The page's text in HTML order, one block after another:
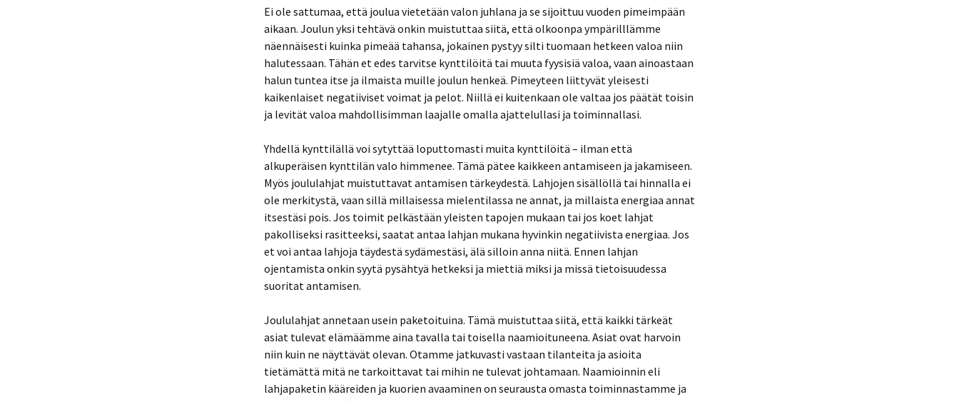
Ei ole sattumaa, että joulua vietetään valon juhlana ja se sijoittuu vuoden pimeimpään
aikaan. Joulun yksi tehtävä onkin muistuttaa siitä, että olkoonpa ympärilllämme
näennäisesti kuinka pimeää tahansa, jokainen pystyy silti tuomaan hetkeen valoa niin
halutessaan. Tähän et edes tarvitse kynttilöitä tai muuta fyysisiä valoa, vaan ainoastaan
halun tuntea itse ja ilmaista muille joulun henkeä. Pimeyteen liittyvät yleisesti
kaikenlaiset negatiiviset voimat ja pelot. Niillä ei kuitenkaan ole valtaa jos päätät toisin
ja levität valoa mahdollisimman laajalle omalla ajattelullasi ja toiminnallasi.
Yhdellä kynttilällä voi sytyttää loputtomasti muita kynttilöitä – ilman että
alkuperäisen kynttilän valo himmenee. Tämä pätee kaikkeen antamiseen ja jakamiseen.
Myös joululahjat muistuttavat antamisen tärkeydestä. Lahjojen sisällöllä tai hinnalla ei
ole merkitystä, vaan sillä millaisessa mielentilassa ne annat, ja millaista energiaa annat
itsestäsi pois. Jos toimit pelkästään yleisten tapojen mukaan tai jos koet lahjat
pakolliseksi rasitteeksi, saatat antaa lahjan mukana hyvinkin negatiivista energiaa. Jos
et voi antaa lahjoja täydestä sydämestäsi, älä silloin anna niitä. Ennen lahjan
ojentamista onkin syytä pysähtyä hetkeksi ja miettiä miksi ja missä tietoisuudessa
suoritat antamisen.
Joululahjat annetaan usein paketoituina. Tämä muistuttaa siitä, että kaikki tärkeät
asiat tulevat elämäämme aina tavalla tai toisella naamioituneena. Asiat ovat harvoin
niin kuin ne näyttävät olevan. Otamme jatkuvasti vastaan tilanteita ja asioita
tietämättä mitä ne tarkoittavat tai mihin ne tulevat johtamaan. Naamioinnin eli
lahjapaketin kääreiden ja kuorien avaaminen on seurausta omasta toiminnastamme ja